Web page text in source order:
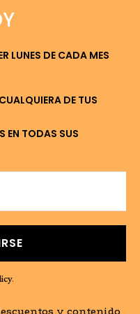
LUNES DE CADA MES
DE TUS
EN TODAS SUS
.
y contenido